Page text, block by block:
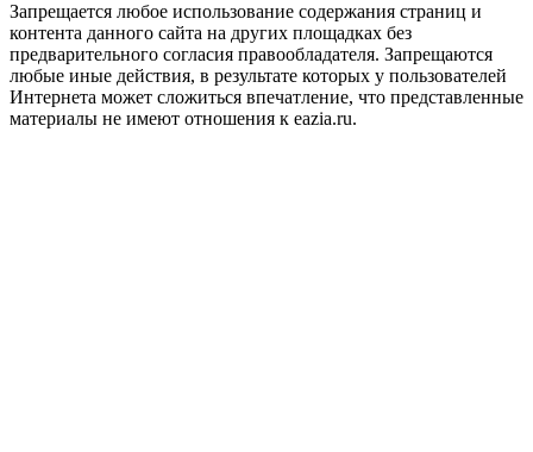
Запрещается любое использование содержания страниц и
контента данного сайта на других площадках без
предварительного согласия правообладателя. Запрещаются
любые иные действия, в результате которых у пользователей
Интернета может сложиться впечатление, что представленные
материалы не имеют отношения к eazia.ru.